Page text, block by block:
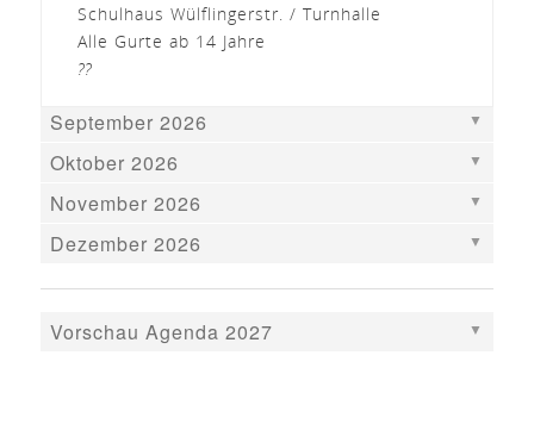
Schulhaus Wülflingerstr. / Turnhalle
Alle Gurte ab 14 Jahre
??
September 2026
Oktober 2026
November 2026
Dezember 2026
Vorschau Agenda 2027